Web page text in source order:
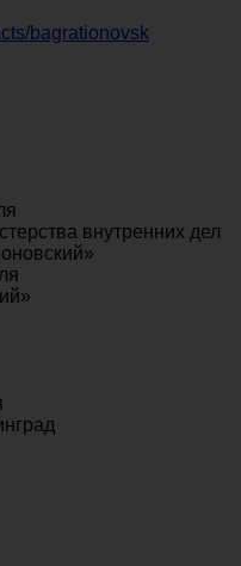
bagrationovsk
внутренних дел